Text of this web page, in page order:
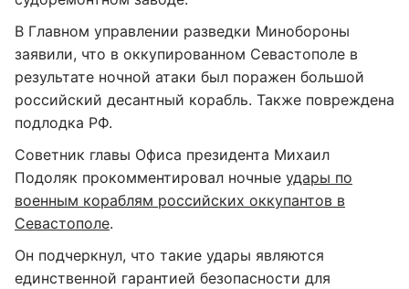
В Главном управлении разведки Минобороны
заявили, что в оккупированном Севастополе в
результате ночной атаки был поражен большой
российский десантный корабль. Также повреждена
подлодка РФ.
Советник главы Офиса президента Михаил
Подоляк прокомментировал ночные удары по
военным кораблям российских оккупантов в
Севастополе.
Он подчеркнул, что такие удары являются
единственной гарантией безопасности для